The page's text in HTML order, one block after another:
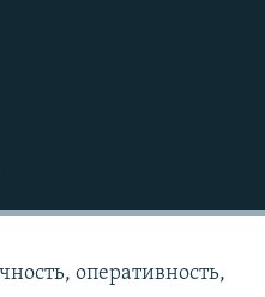
оперативность,